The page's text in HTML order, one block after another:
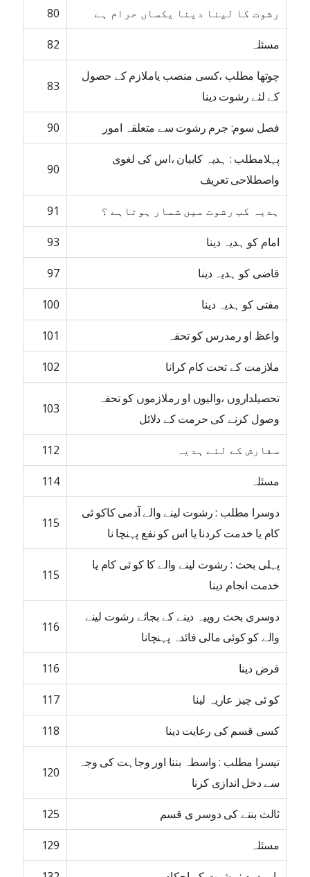
رشوت کا لینا دینا یکساں حرام ہے 80
مسئلہ 82
چوتھا مطلب ،کسی منصب یاملازم کے حصول
کے لئے رشوت دینا
83
فصل سوم: جرم رشوت سے متعلقہ امور 90
پہلامطلب : ہدیہ کابیان ،اس کی لغوی
واصطلاحی تعریف
90
ہدیہ کب رشوت میں شمار ہوتاہے ؟ 91
امام کو ہدیہ دینا 93
قاضی کو ہدیہ دینا 97
مفتی کو ہدیہ دینا 100
واعظ او رمدرس کو تحفہ 101
ملازمت کے تحت کام کرانا 102
تحصیلداروں ،والیوں او رملازموں کو تحفہ
وصول کرنے کی حرمت کے دلائل
103
سفارش کے لئے ہدیہ 112
مسئلہ 114
دوسرا مطلب : رشوت لینے والے آدمی کاکو ئی
کام یا خدمت کردنا یا اس کو نفع پہنچا نا
115
پہلی بحث : رشوت لینے والے کا کو ئی کام یا
خدمت انجام دینا
115
دوسری بحث روپیہ دینے کے بجائے رشوت لینے
والے کو کوئی مالی فائدہ پہنچانا
116
قرض دینا 116
کو ئی چیز عاریہ لینا 117
کسی قسم کی رعایت دینا 118
تیسرا مطلب : واسطہ بننا اور وجاہت کی وجہ
سے دخل اندازی کرنا
120
ثالث بننے کی دوسر ی قسم 125
مسئلہ 129